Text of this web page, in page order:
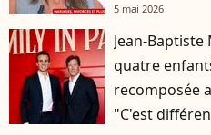
5 mai 2026
Jean-
quatre
recomposée
"C'est